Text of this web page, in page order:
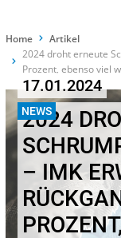
Home
Artikel
2024 droht erneute
Prozent, ebenso viel
NEWS
17.01.2024
2024
– IMK